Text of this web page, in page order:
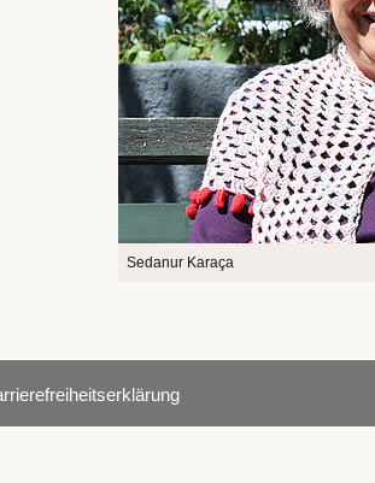
Sedanur Karaça